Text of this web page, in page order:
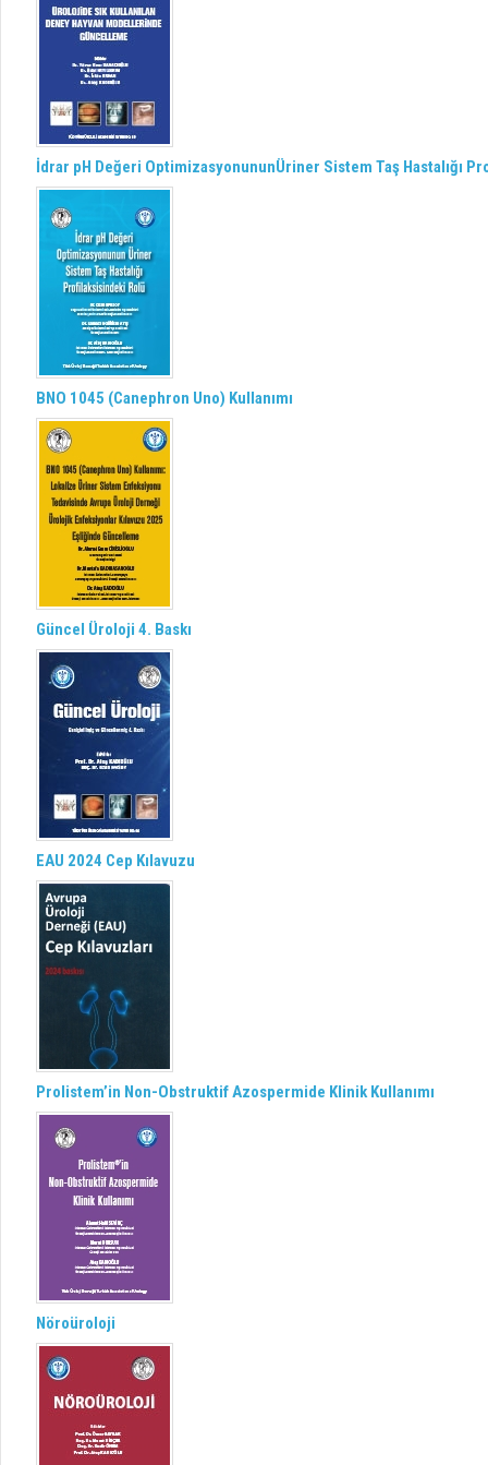
İdrar pH Değeri OptimizasyonununÜriner Sistem Taş Hastalığı
BNO 1045 (Canephron Uno) Kullanımı
Güncel Üroloji 4. Baskı
EAU 2024 Cep Kılavuzu
Prolistem’in Non-Obstruktif Azospermide Klinik Kullanımı
Nöroüroloji